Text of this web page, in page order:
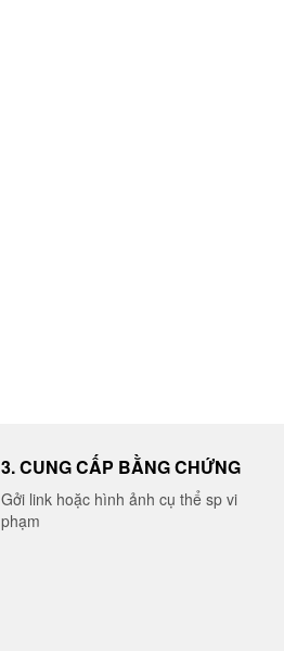
3. CUNG CẤP BẰNG CHỨNG
Gởi link hoặc hình ảnh cụ thể sp vi
phạm